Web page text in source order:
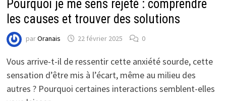
Pourquoi je me sens rejeté : comprendre
les causes et trouver des solutions
parOranais 22 février 2025 0
Vous arrive-t-il de ressentir cette anxiété sourde, cette
sensation d’être mis à l’écart, même au milieu des
autres ? Pourquoi certaines interactions semblent-elles